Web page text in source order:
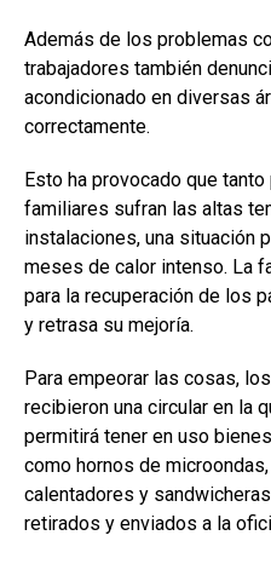
Además de los problemas
trabajadores también
acondicionado en diversas
correctamente.
Esto ha provocado que
familiares sufran las altas
instalaciones, una situación
meses de calor intenso. La
para la recuperación de los
y retrasa su mejoría.
Para empeorar las cosas,
recibieron una circular en la
permitirá tener en uso
como hornos de
calentadores y
retirados y enviados a la